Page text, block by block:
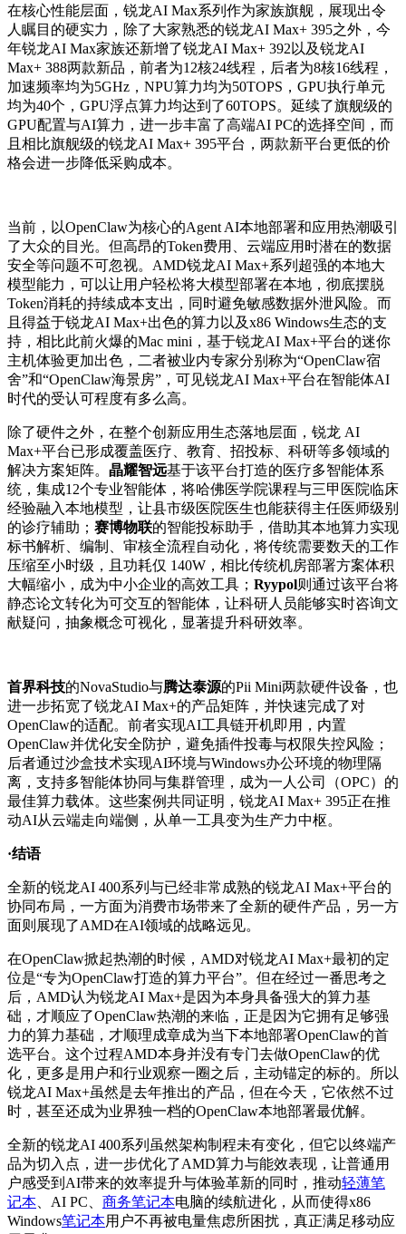
在核心性能层面，锐龙AI Max系列作为家族旗舰，展现出令
人瞩目的硬实力，除了大家熟悉的锐龙AI Max+ 395之外，今
年锐龙AI Max家族还新增了锐龙AI Max+ 392以及锐龙AI
Max+ 388两款新品，前者为12核24线程，后者为8核16线程，
加速频率均为5GHz，NPU算力均为50TOPS，GPU执行单元
均为40个，GPU浮点算力均达到了60TOPS。延续了旗舰级的
GPU配置与AI算力，进一步丰富了高端AI PC的选择空间，而
且相比旗舰级的锐龙AI Max+ 395平台，两款新平台更低的价
格会进一步降低采购成本。
当前，以OpenClaw为核心的Agent AI本地部署和应用热潮吸引
了大众的目光。但高昂的Token费用、云端应用时潜在的数据
安全等问题不可忽视。AMD锐龙AI Max+系列超强的本地大
模型能力，可以让用户轻松将大模型部署在本地，彻底摆脱
Token消耗的持续成本支出，同时避免敏感数据外泄风险。而
且得益于锐龙AI Max+出色的算力以及x86 Windows生态的支
持，相比此前火爆的Mac mini，基于锐龙AI Max+平台的迷你
主机体验更加出色，二者被业内专家分别称为“OpenClaw宿
舍”和“OpenClaw海景房”，可见锐龙AI Max+平台在智能体AI
时代的受认可程度有多么高。
除了硬件之外，在整个创新应用生态落地层面，锐龙 AI
Max+平台已形成覆盖医疗、教育、招投标、科研等多领域的
解决方案矩阵。 晶耀智远基于该平台打造的医疗多智能体系
统，集成12个专业智能体，将哈佛医学院课程与三甲医院临床
经验融入本地模型，让县市级医院医生也能获得主任医师级别
的诊疗辅助； 赛博物联的智能投标助手，借助其本地算力实现
标书解析、编制、审核全流程自动化，将传统需要数天的工作
压缩至小时级，且功耗仅 140W，相比传统机房部署方案体积
大幅缩小，成为中小企业的高效工具； Ryypol则通过该平台将
静态论文转化为可交互的智能体，让科研人员能够实时咨询文
献疑问，抽象概念可视化，显著提升科研效率。
首界科技的NovaStudio与腾达泰源的Pii Mini两款硬件设备，也
进一步拓宽了锐龙AI Max+的产品矩阵，并快速完成了对
OpenClaw的适配。前者实现AI工具链开机即用，内置
OpenClaw并优化安全防护，避免插件投毒与权限失控风险；
后者通过沙盒技术实现AI环境与Windows办公环境的物理隔
离，支持多智能体协同与集群管理，成为一人公司（OPC）的
最佳算力载体。这些案例共同证明，锐龙AI Max+ 395正在推
动AI从云端走向端侧，从单一工具变为生产力中枢。
·结语
全新的锐龙AI 400系列与已经非常成熟的锐龙AI Max+平台的
协同布局，一方面为消费市场带来了全新的硬件产品，另一方
面则展现了AMD在AI领域的战略远见。
在OpenClaw掀起热潮的时候，AMD对锐龙AI Max+最初的定
位是“专为OpenClaw打造的算力平台”。但在经过一番思考之
后，AMD认为锐龙AI Max+是因为本身具备强大的算力基
础，才顺应了OpenClaw热潮的来临，正是因为它拥有足够强
力的算力基础，才顺理成章成为当下本地部署OpenClaw的首
选平台。这个过程AMD本身并没有专门去做OpenClaw的优
化，更多是用户和行业观察一圈之后，主动锚定的标的。所以
锐龙AI Max+虽然是去年推出的产品，但在今天，它依然不过
时，甚至还成为业界独一档的OpenClaw本地部署最优解。
全新的锐龙AI 400系列虽然架构制程未有变化，但它以终端产
品为切入点，进一步优化了AMD算力与能效表现，让普通用
户感受到AI带来的效率提升与体验革新的同时，推动轻薄笔
记本 、AI PC、 商务笔记本电脑的续航进化，从而使得x86
Windows笔记本用户不再被电量焦虑所困扰，真正满足移动应